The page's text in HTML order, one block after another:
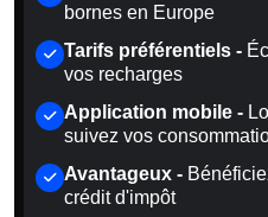
bornes en Europe
Tarifs préférentiels -
vos recharges
Application mobile -
suivez vos
Avantageux -
crédit d'impôt